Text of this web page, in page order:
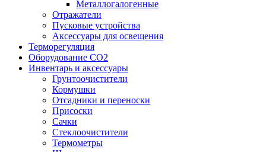
Металлогалогенные
Отражатели
Пусковые устройства
Аксессуары для освещения
Терморегуляция
Оборудование CO2
Инвентарь и аксессуары
Грунтоочистители
Кормушки
Отсадники и переноски
Присоски
Сачки
Стеклоочистители
Термометры